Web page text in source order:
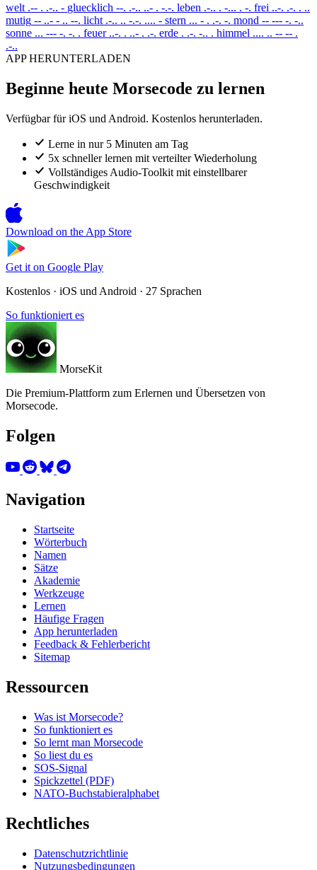
welt .-- . .-.. - gluecklich --. .-.. ..- . -.-. leben .-.. . -... . -. frei ..-. .-. . ..
mutig -- ..- - .. --. licht .-.. .. -.-. .... - stern ... - . .-. -. mond -- --- -. -..
sonne ... --- -. -. . feuer ..-. . ..- . .-. erde . .-. -.. . himmel .... .. -- -- .
.-..
APP HERUNTERLADEN
Beginne heute Morsecode zu lernen
Verfügbar für iOS und Android. Kostenlos herunterladen.
Lerne in nur 5 Minuten am Tag
5x schneller lernen mit verteilter Wiederholung
Vollständiges Audio-Toolkit mit einstellbarer
Geschwindigkeit
Download on the App Store
Get it on Google Play
Kostenlos · iOS und Android · 27 Sprachen
So funktioniert es
MorseKit
Die Premium-Plattform zum Erlernen und Übersetzen von
Morsecode.
Folgen
Navigation
Startseite
Wörterbuch
Namen
Sätze
Akademie
Werkzeuge
Lernen
Häufige Fragen
App herunterladen
Feedback & Fehlerbericht
Sitemap
Ressourcen
Was ist Morsecode?
So funktioniert es
So lernt man Morsecode
So liest du es
SOS-Signal
Spickzettel (PDF)
NATO-Buchstabieralphabet
Rechtliches
Datenschutzrichtlinie
Nutzungsbedingungen